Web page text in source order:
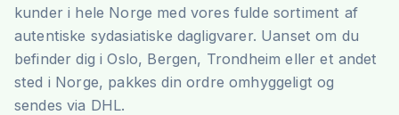
kunder i hele Norge med vores fulde sortiment af
autentiske sydasiatiske dagligvarer. Uanset om du
befinder dig i Oslo, Bergen, Trondheim eller et andet
sted i Norge, pakkes din ordre omhyggeligt og
sendes via DHL.